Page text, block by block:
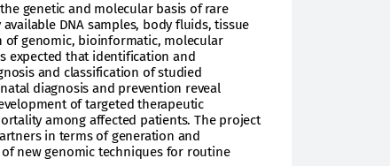
genetic and molecular basis of rare
DNA samples, body fluids, tissue
of genomic, bioinformatic, molecular
expected that identification and
and classification of studied
diagnosis and prevention reveal
of targeted therapeutic
among affected patients. The project
in terms of generation and
new genomic techniques for routine